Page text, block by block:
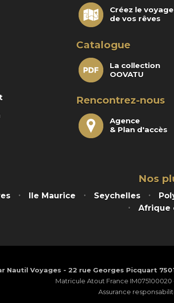
Créez le voyage
de vos rêves
Catalogue
La collection
OOVATU
Rencontrez-nous
Agence
& Plan d'accès
Nos
Ile Maurice Seychelles
Afrique
Nautil Voyages - 22 rue Georges Picquart
Matricule Atout France IM075100020
Assurance